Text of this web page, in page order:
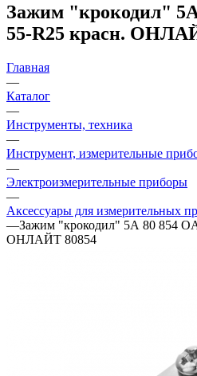
Зажим "крокодил"
55-R25 красн.
Главная
—
Каталог
—
Инструменты, техника
—
Инструмент, измерительные
—
Электроизмерительные приборы
—
Аксессуары для измерительных
—Зажим "крокодил" 5А 80 854
ОНЛАЙТ 80854